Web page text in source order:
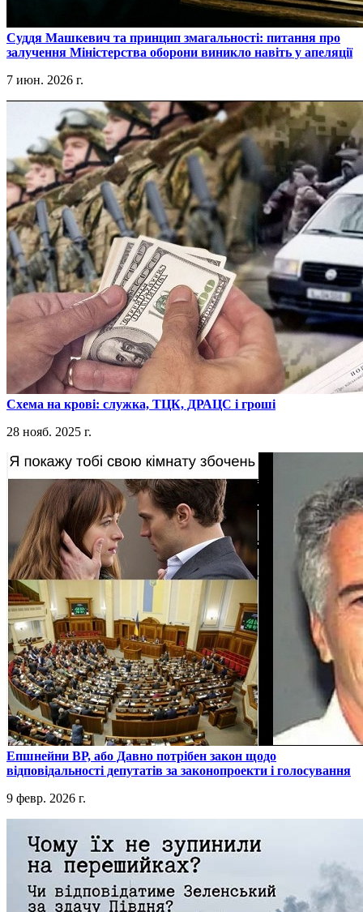
​Суддя Машкевич та принцип змагальності: питання про
залучення Міністерства оборони виникло навіть у апеляції
7 июн. 2026 г.
​Схема на крові: служка, ТЦК, ДРАЦС і гроші
28 нояб. 2025 г.
​Епшнейни ВР, або Давно потрібен закон щодо
відповідальності депутатів за законопроекти і голосування
9 февр. 2026 г.